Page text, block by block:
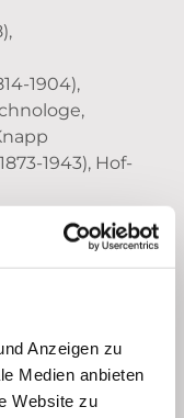
Anzeigen zu
Medien anbieten
Website zu
1904),
1943), Hof-
Oden,
Schriftsteller